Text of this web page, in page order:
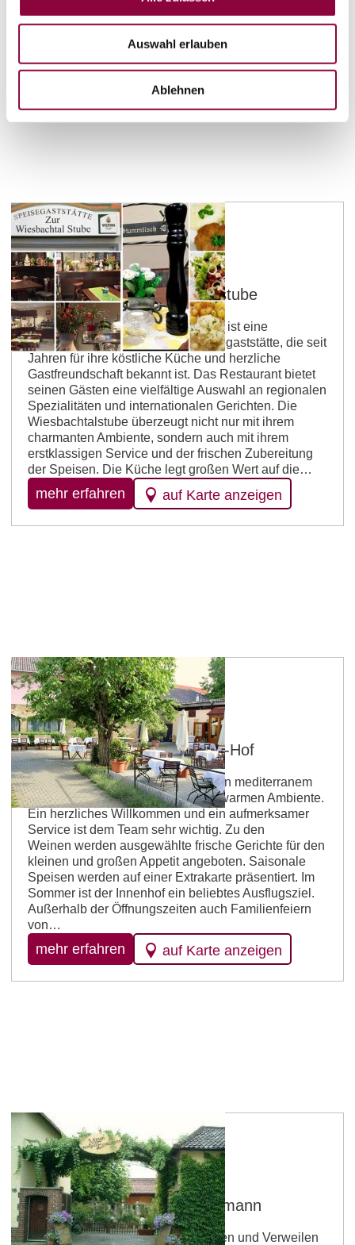
Auswahl erlauben
Ablehnen
Appartements kann man den Aufenthalt wunderbar…
auf Karte anzeigen
Armsheim
Gaststätte zur Wiesbachtalstube
Die Wiesbachtalstube in Armsheim ist eine
gemütliche und traditionelle Speisegaststätte, die seit
Jahren für ihre köstliche Küche und herzliche
Gastfreundschaft bekannt ist. Das Restaurant bietet
seinen Gästen eine vielfältige Auswahl an regionalen
Spezialitäten und internationalen Gerichten. Die
Wiesbachtalstube überzeugt nicht nur mit ihrem
charmanten Ambiente, sondern auch mit ihrem
erstklassigen Service und der frischen Zubereitung
der Speisen. Die Küche legt großen Wert auf die…
mehr erfahren auf Karte anzeigen
Saulheim
Gutsschänke Weidenberger-Hof
Die familiär geführte Gutsschänke in mediterranem
Stil empfängt die Gäste mit einem warmen Ambiente.
Ein herzliches Willkommen und ein aufmerksamer
Service ist dem Team sehr wichtig. Zu den
Weinen werden ausgewählte frische Gerichte für den
kleinen und großen Appetit angeboten. Saisonale
Speisen werden auf einer Extrakarte präsentiert. Im
Sommer ist der Innenhof ein beliebtes Ausflugsziel.
Außerhalb der Öffnungszeiten auch Familienfeiern
von…
mehr erfahren auf Karte anzeigen
Stadecken-Elsheim
Gutsschänke Mengel-Eppelmann
Die Gutsschänke lädt zum Genießen und Verweilen